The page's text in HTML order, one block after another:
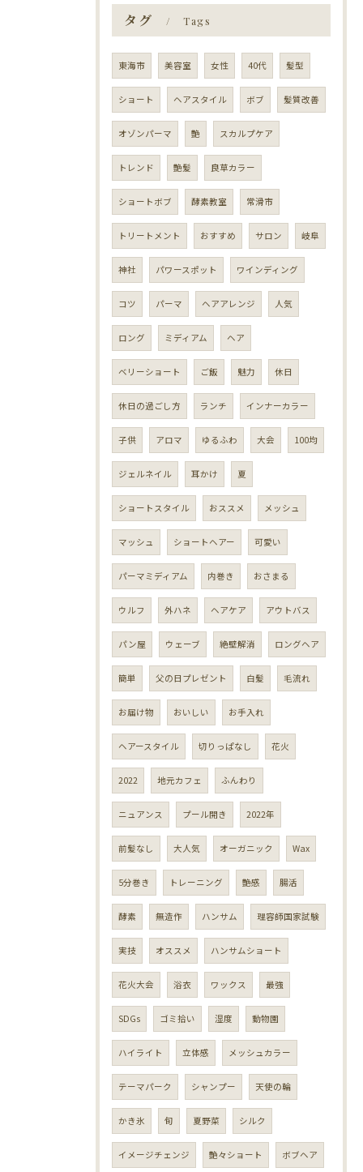
タグ Tags
東海市 美容室 女性 40代 髪型
ショート ヘアスタイル ボブ 髪質改善
オゾンパーマ 艶 スカルプケア
トレンド 艶髪 良草カラー
ショートボブ 酵素教室 常滑市
トリートメント おすすめ サロン 岐阜
神社 パワースポット ワインディング
コツ パーマ ヘアアレンジ 人気
ロング ミディアム ヘア
ベリーショート ご飯 魅力 休日
休日の過ごし方 ランチ インナーカラー
子供 アロマ ゆるふわ 大会 100均
ジェルネイル 耳かけ 夏
ショートスタイル おススメ メッシュ
マッシュ ショートヘアー 可愛い
パーマミディアム 内巻き おさまる
ウルフ 外ハネ ヘアケア アウトバス
パン屋 ウェーブ 絶壁解消 ロングヘア
簡単 父の日プレゼント 白髪 毛流れ
お届け物 おいしい お手入れ
ヘアースタイル 切りっぱなし 花火
2022 地元カフェ ふんわり
ニュアンス プール開き 2022年
前髪なし 大人気 オーガニック Wax
5分巻き トレーニング 艶感 腸活
酵素 無造作 ハンサム 理容師国家試験
実技 オススメ ハンサムショート
花火大会 浴衣 ワックス 最強
SDGs ゴミ拾い 湿度 動物園
ハイライト 立体感 メッシュカラー
テーマパーク シャンプー 天使の輪
かき氷 旬 夏野菜 シルク
イメージチェンジ 艶々ショート ボブヘア